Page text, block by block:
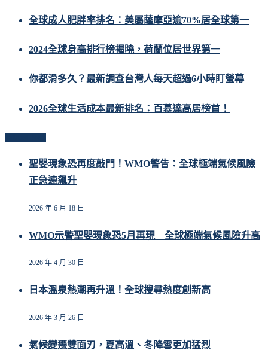
全球成人肥胖率排名：美屬薩摩亞逾70%居全球第一
2024全球身高排行榜揭曉，荷蘭位居世界第一
你都滑多久？最新調查台灣人每天超過6小時盯螢幕
2026全球生活成本最新排名：百慕達高居榜首！
聖嬰現象恐再度敲門！WMO警告：全球極端氣候風險
正急速飆升
2026 年 6 月 18 日
WMO示警聖嬰現象恐5月再現 全球極端氣候風險升高
2026 年 4 月 30 日
日本溫泉熱潮再升溫！全球搜尋熱度創新高
2026 年 3 月 26 日
氣候變遷雙面刃，夏高溫、冬降雪更加猛烈